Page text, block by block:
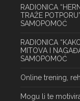
RADIONICA
TRAŽE
SAMOPOMOĆ
RADIONICA
MITOVA I
SAMOPOMOĆ
Online trening,
Mogu li te